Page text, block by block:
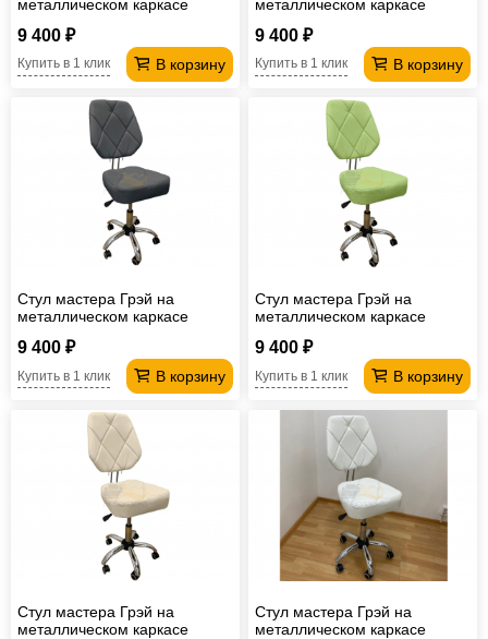
металлическом каркасе
9 400 ₽
В корзину
Купить в 1 клик
металлическом каркасе
9 400 ₽
В корзину
Купить в 1 клик
Стул мастера Грэй на
металлическом каркасе
9 400 ₽
В корзину
Купить в 1 клик
Стул мастера Грэй на
металлическом каркасе
9 400 ₽
В корзину
Купить в 1 клик
Стул мастера Грэй на
металлическом каркасе
Стул мастера Грэй на
металлическом каркасе